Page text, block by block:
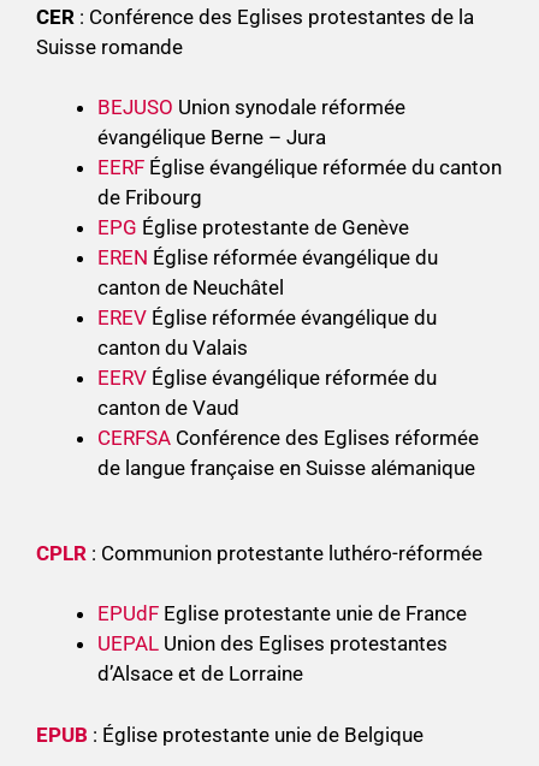
CER : Conférence des Eglises protestantes de la
Suisse romande
BEJUSO Union synodale réformée
évangélique Berne – Jura
EERF Église évangélique réformée du canton
de Fribourg
EPG Église protestante de Genève
EREN Église réformée évangélique du
canton de Neuchâtel
EREV Église réformée évangélique du
canton du Valais
EERV Église évangélique réformée du
canton de Vaud
CERFSA Conférence des Eglises réformée
de langue française en Suisse alémanique
CPLR : Communion protestante luthéro-réformée
EPUdF Eglise protestante unie de France
UEPAL Union des Eglises protestantes
d’Alsace et de Lorraine
EPUB : Église protestante unie de Belgique